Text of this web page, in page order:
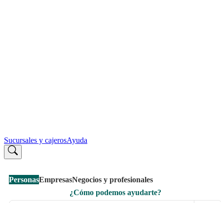
Sucursales y cajerosAyuda
PersonasEmpresasNegocios y profesionales
¿Cómo podemos ayudarte?